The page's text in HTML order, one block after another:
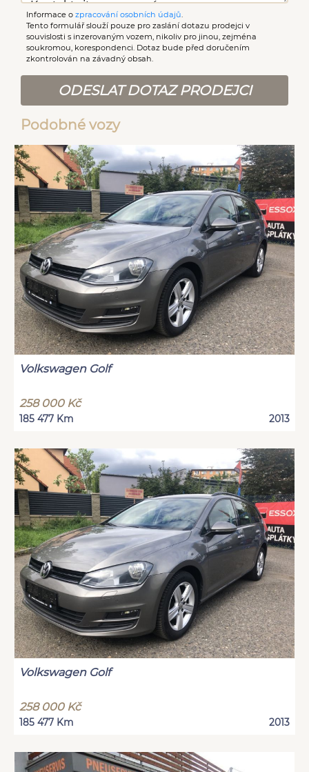
Informace o zpracování osobních údajů
Tento formulář slouží pouze pro zaslání dotazu prodejci v
souvislosti s inzerovaným vozem, nikoliv pro jinou, zejména
soukromou, korespondenci. Dotaz bude před doručením
zkontrolován na závadný obsah.
ODESLAT DOTAZ PRODEJCI
Podobné vozy
Volkswagen Golf
258 000 Kč
185 477 Km 2013
Volkswagen Golf
258 000 Kč
185 477 Km 2013